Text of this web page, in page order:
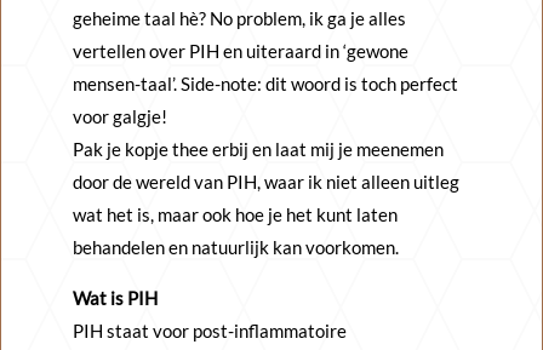
geheime taal hè? No problem, ik ga je alles
vertellen over PIH en uiteraard in ‘gewone
mensen-taal’. Side-note: dit woord is toch perfect
voor galgje!
Pak je kopje thee erbij en laat mij je meenemen
door de wereld van PIH, waar ik niet alleen uitleg
wat het is, maar ook hoe je het kunt laten
behandelen en natuurlijk kan voorkomen.
Wat is PIH
PIH staat voor post-inflammatoire